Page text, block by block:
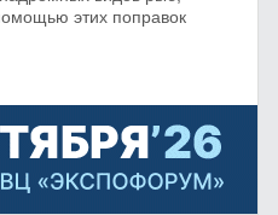
этих поправок